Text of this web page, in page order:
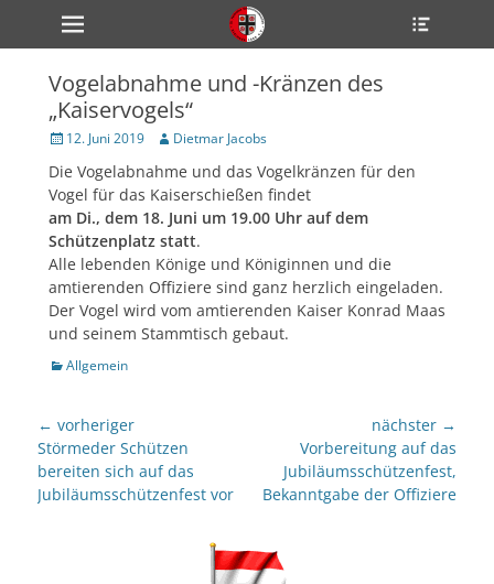
zum
Inhalt
Primärmenü
Vogelabnahme und -Kränzen des
„Kaiservogels“
Veröffentlicht
12. Juni 2019 Author
Dietmar Jacobs
Die Vogelabnahme und das Vogelkränzen für den
Vogel für das Kaiserschießen findet
am Di., dem 18. Juni um 19.00 Uhr auf dem
Schützenplatz statt.
Alle lebenden Könige und Königinnen und die
amtierenden Offiziere sind ganz herzlich eingeladen.
Der Vogel wird vom amtierenden Kaiser Konrad Maas
und seinem Stammtisch gebaut.
Kategorien
Allgemein
Beitragsnavigation
← vorheriger
Vorheriger
Beitrag:
Störmeder Schützen
bereiten sich auf das
Jubiläumsschützenfest vor
nächster →
nächster
Beitrag:
Vorbereitung auf das
Jubiläumsschützenfest,
Bekanntgabe der Offiziere